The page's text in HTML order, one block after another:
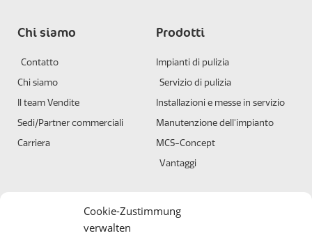
Cookie-Zustimmung
verwalten
Chi siamo
Contatto
Chi siamo
Il team Vendite
Sedi/Partner commerciali
Carriera
Prodotti
Impianti di pulizia
Servizio di pulizia
Installazioni e messe in servizio
Manutenzione dell'impianto
MCS-Concept
Vantaggi
Condizioni generali